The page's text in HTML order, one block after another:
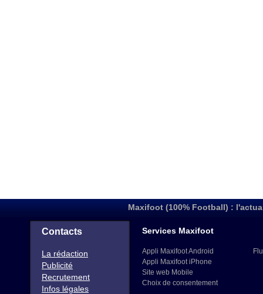
Maxifoot (100% Football) :
Contacts
La rédaction
Publicité
Recrutement
Infos légales
Services Maxifoot
Appli Maxifoot Android
Appli Maxifoot iPhone
Site web Mobile
Choix de consentement